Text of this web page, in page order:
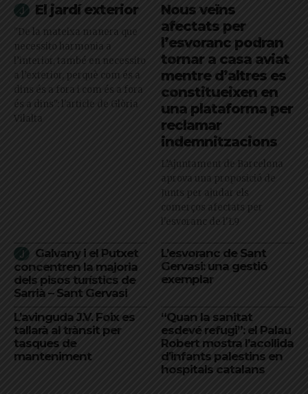
El jardí exterior
"De la mateixa manera que
necessito harmonia a
l’interior, també en necessito
a l’exterior, perquè com és a
dins és a fora i com és a fora
és a dins": l'article de Glòria
Vilalta
Nous veïns
afectats per
l’esvoranc podran
tornar a casa aviat
mentre d’altres es
constitueixen en
una plataforma per
reclamar
indemnitzacions
L’Ajuntament de Barcelona
aprova una proposició de
Junts per ajudar els
comerços afectats per
l'esvoranc de l'L9
Galvany i el Putxet
concentren la majoria
dels pisos turístics de
Sarrià – Sant Gervasi
L’esvoranc de Sant
Gervasi: una gestió
exemplar
L’avinguda J.V. Foix es
tallarà al trànsit per
tasques de
manteniment
“Quan la sanitat
esdevé refugi”: el Palau
Robert mostra l’acollida
d’infants palestins en
hospitals catalans